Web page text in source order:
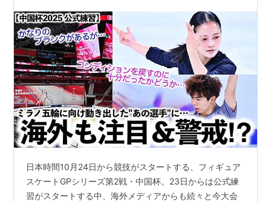
日本時間10月24日から競技がスタートする、フィギュア
スケートGPシリーズ第2戦・中国杯。23日からは公式練
習がスタートする中、海外メディアからも続々と今大会